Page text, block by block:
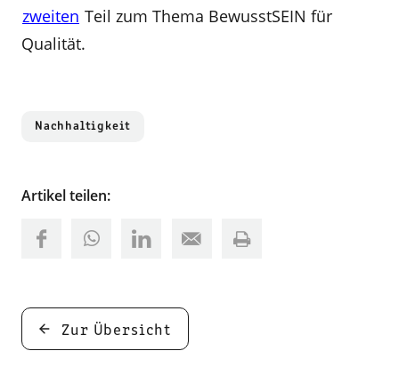
zweiten Teil zum Thema BewusstSEIN für
Qualität.
Nachhaltigkeit
Artikel teilen:
Zur Übersicht